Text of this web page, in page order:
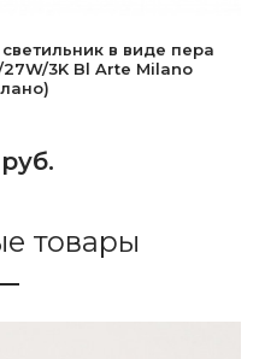
в виде пера
27W/3K Bl Arte Milano
товары